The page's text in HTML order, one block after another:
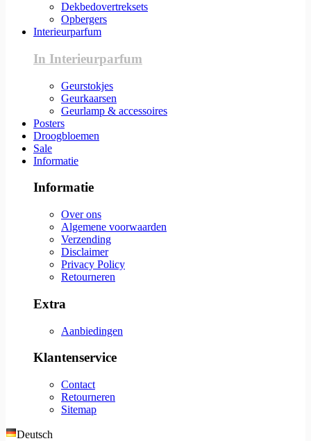
Dekbedovertreksets
Opbergers
Interieurparfum
In Interieurparfum
Geurstokjes
Geurkaarsen
Geurlamp & accessoires
Posters
Droogbloemen
Sale
Informatie
Informatie
Over ons
Algemene voorwaarden
Verzending
Disclaimer
Privacy Policy
Retourneren
Extra
Aanbiedingen
Klantenservice
Contact
Retourneren
Sitemap
Deutsch